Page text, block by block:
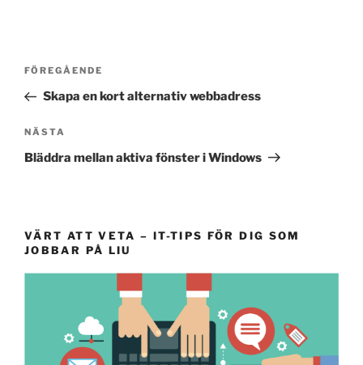
Inläggsnavigering
Föregående
inlägg
FÖREGÅENDE
Skapa en kort alternativ webbadress
Nästa
inlägg
NÄSTA
Bläddra mellan aktiva fönster i Windows
VÄRT ATT VETA – IT-TIPS FÖR DIG SOM
JOBBAR PÅ LIU